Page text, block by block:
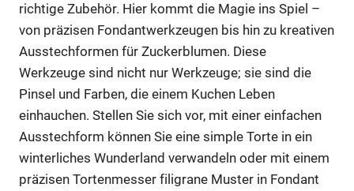
richtige Zubehör. Hier kommt die Magie ins Spiel –
von präzisen Fondantwerkzeugen bis hin zu kreativen
Ausstechformen für Zuckerblumen. Diese
Werkzeuge sind nicht nur Werkzeuge; sie sind die
Pinsel und Farben, die einem Kuchen Leben
einhauchen. Stellen Sie sich vor, mit einer einfachen
Ausstechform können Sie eine simple Torte in ein
winterliches Wunderland verwandeln oder mit einem
präzisen Tortenmesser filigrane Muster in Fondant